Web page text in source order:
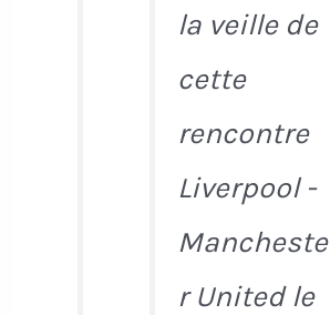
la veille de
cette
rencontre
Liverpool -
Mancheste
r United le